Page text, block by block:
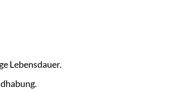
Lebensdauer.